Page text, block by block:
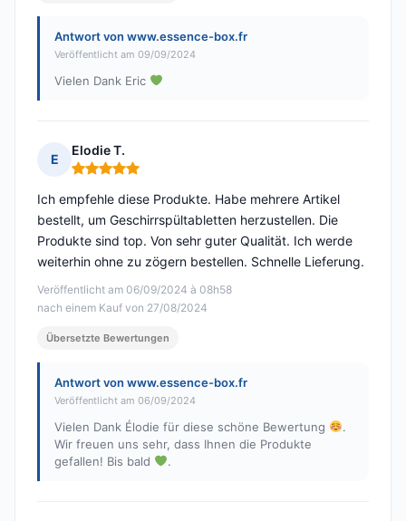
Antwort von www.essence-box.fr
Veröffentlicht am 09/09/2024
Vielen Dank Eric
E
Elodie T.
Hinweis: 5 von 5
Veröffentlicht am 06/09/2024 à 08h58
nach einem Kauf von 27/08/2024
Ich empfehle diese Produkte. Habe mehrere Artikel
bestellt, um Geschirrspültabletten herzustellen. Die
Produkte sind top. Von sehr guter Qualität. Ich werde
weiterhin ohne zu zögern bestellen. Schnelle Lieferung.
Übersetzte Bewertungen
Antwort von www.essence-box.fr
Veröffentlicht am 06/09/2024
Vielen Dank Élodie für diese schöne Bewertung
.
Wir freuen uns sehr, dass Ihnen die Produkte
gefallen! Bis bald
.